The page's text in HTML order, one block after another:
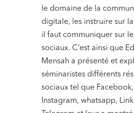
le domaine de la
digitale, les instruire sur
il faut communiquer sur
sociaux. C’est ainsi que
Mensah a présenté et
séminaristes différents
sociaux tel que Facebook,
Instagram, whatsapp,